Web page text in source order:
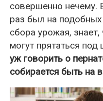
совершенно нечему.
раз был на
сбора урожая,
могут прятаться
уж говорить о
собирается быть на